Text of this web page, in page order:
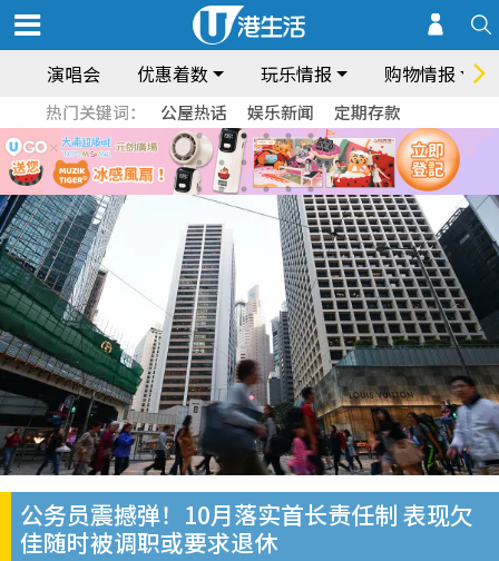
演唱会 优惠着数 玩乐情报 购物情报
热门关键词： 公屋热话 娱乐新闻 定期存款
公务员震撼弹！10月落实首长责任制 表现欠
佳随时被调职或要求退休